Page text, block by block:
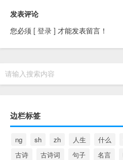
发表评论
您必须 [ 登录 ] 才能发表留言！
请输入搜索内容
边栏标签
ng sh zh 人生 什么
古诗
古诗词 句子 名言